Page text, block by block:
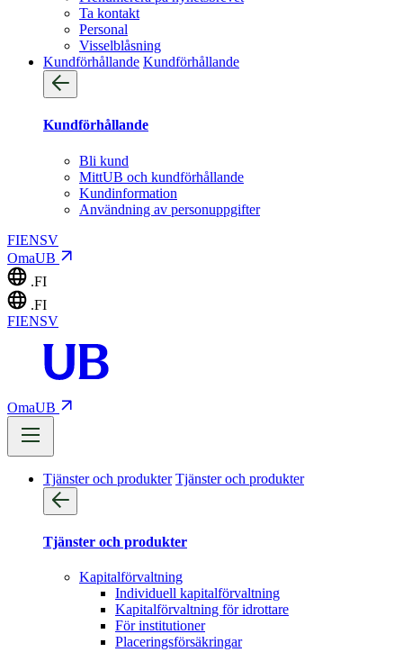
Ta kontakt
Personal
Visselblåsning
Kundförhållande Kundförhållande
Kundförhållande
Bli kund
MittUB och kundförhållande
Kundinformation
Användning av personuppgifter
FIENSV
OmaUB
.FI
.FI
FIENSV
OmaUB
Tjänster och produkter Tjänster och produkter
Tjänster och produkter
Kapitalförvaltning
Individuell kapitalförvaltning
Kapitalförvaltning för idrottare
För institutioner
Placeringsförsäkringar